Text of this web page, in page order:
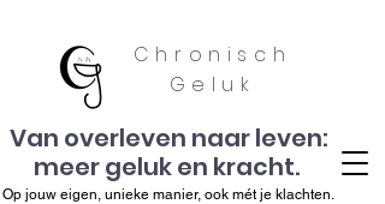
Op jouw eigen, unieke manier, ook mét je klachten.
Chronisch
Geluk
Van overleven naar leven:
meer geluk en kracht.